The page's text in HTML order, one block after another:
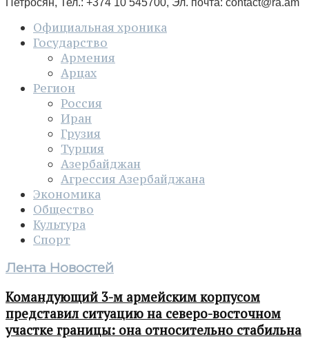
Официальная хроника
Государство
Армения
Арцах
Регион
Россия
Иран
Грузия
Турция
Азербайджан
Агрессия Азербайджана
Экономика
Общество
Культура
Спорт
Лента Новостей
Командующий 3-м армейским корпусом
представил ситуацию на северо-восточном
участке границы: она относительно стабильна